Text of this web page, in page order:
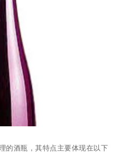
的酒瓶，其特点主要体现在以下